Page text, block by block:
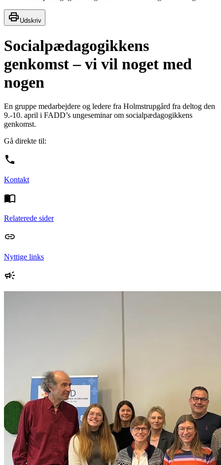
Udskriv
Socialpædagogikkens
genkomst – vi vil noget med
nogen
En gruppe medarbejdere og ledere fra Holmstrupgård fra deltog den
9.-10. april i FADD’s ungeseminar om socialpædagogikkens
genkomst.
Gå direkte til:
Kontakt
Relaterede sider
Nyttige links